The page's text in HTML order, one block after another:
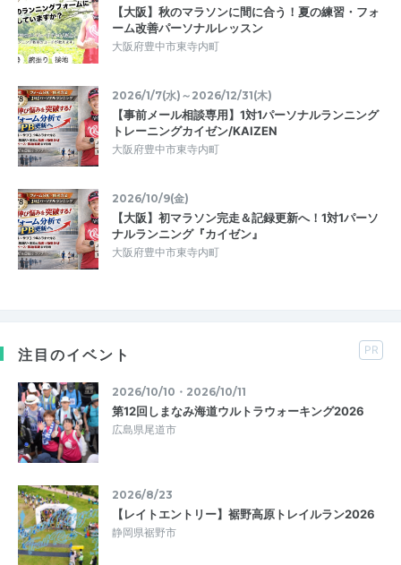
【大阪】秋のマラソンに間に合う！夏の練習・フォ
ーム改善パーソナルレッスン
大阪府豊中市東寺内町
2026/1/7(水)～2026/12/31(木)
【事前メール相談専用】1対1パーソナルランニング
トレーニングカイゼン/KAIZEN
大阪府豊中市東寺内町
2026/10/9(金)
【大阪】初マラソン完走＆記録更新へ！1対1パーソ
ナルランニング『カイゼン』
大阪府豊中市東寺内町
注目のイベント PR
2026/10/10・2026/10/11
第12回しまなみ海道ウルトラウォーキング2026
広島県尾道市
2026/8/23
【レイトエントリー】裾野高原トレイルラン2026
静岡県裾野市